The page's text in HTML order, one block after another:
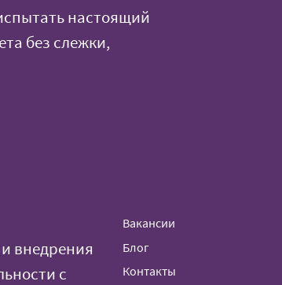
настоящий
без слежки,
внедрения
с
Вакансии
Блог
Контакты